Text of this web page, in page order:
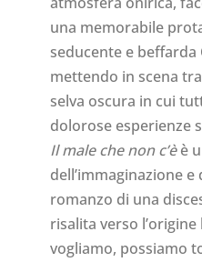
una memorabile
seducente e beffarda
mettendo in scena
selva oscura in cui
dolorose esperienze
Il male che non c’èè
dell’immaginazione e
romanzo di una
risalita verso
vogliamo, possiamo